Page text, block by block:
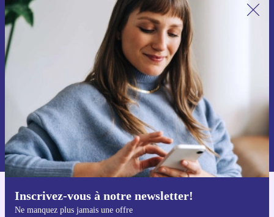
Inscrivez-vous à notre newsletter!
Ne manquez plus jamais une offre
Recevoir offres et infos de refurbed
par mail
Ne manquez plus aucune offre.
S'inscrire
Retrouvez les informations sur l'utilisation des données personnelles
dans notre
politique de confidentialité.
Téléchargez l'application refurbed
Pour iOS et Android